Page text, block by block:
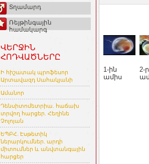
Տղամարդ
Ռեյթինգային
համակարգ
ՎԵՐՋԻՆ
ՀՈԴՎԱԾՆԵՐԸ
Ի հիշատակ պրոֆեսոր
Արտավազդ Սահակյանի
Ամանոր
Դենսիտոմետրիա. հաճախ
տրվող հարցեր. Հեղինե
Չոլոյան
ԵՊԲՀ. Էսթետիկ
ներարկումներ. արդի
միտումներ և անվտանգային
հարցեր
1-ին
ամիս
2-